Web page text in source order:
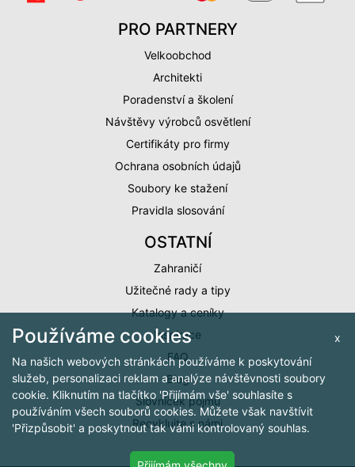
PRO PARTNERY
Velkoobchod
Architekti
Poradenství a školení
Návštěvy výrobců osvětlení
Certifikáty pro firmy
Ochrana osobních údajů
Soubory ke stažení
Pravidla slosování
OSTATNÍ
Zahraničí
Užitečné rady a tipy
Katalogy a ceníky
Inspirace
FAQ
Blog
Slovníček pojmů
Recyklujte s námi
x
Používáme cookies
Na našich webových stránkách používáme k poskytování
služeb, personalizaci reklam a analýze návštěvnosti soubory
cookie. Kliknutím na tlačítko 'Přijímám vše' souhlasíte s
používáním všech souborů cookies. Můžete však navštívit
'Přizpůsobit' a poskytnout tak vámi kontrolovaný souhlas.